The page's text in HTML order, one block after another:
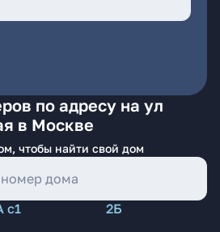
по адресу на ул
в Москве
чтобы найти свой дом
с1
2Б